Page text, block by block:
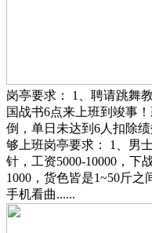
岗亭要求： 1、聘请跳舞
国战书6点来上班到竣事
倒，单日未达到6人扣除
够上班岗亭要求： 1、男
针，工资5000-10000，下
1000，货色皆是1~50斤
手机看曲......